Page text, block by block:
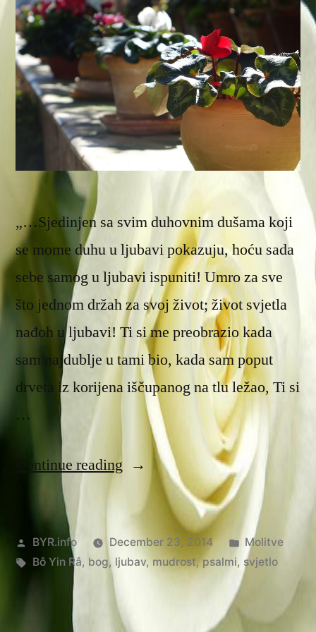
„…Sjedinjen sa svim duhovnim dušama koji
se mome duhu u ljubavi pokazuju, hoću sada
sebe samog u ljubavi ispuniti! Umro za sve
što jednom držah za svoj život; život svjetla
nađoh u ljubavi! Ti si me preobrazio kada
sam najdublje u tami bio, kada sam poput
drveta iz korijena iščupanog na tlu ležao, Ti si
…
Continue reading “Ispunjenje”
Posted
by
BYR.info December 23, 2014
Posted
in
Molitve
Tags:
Bô Yin Râ, bog, ljubav, mudrost,psalmi, svjetlo